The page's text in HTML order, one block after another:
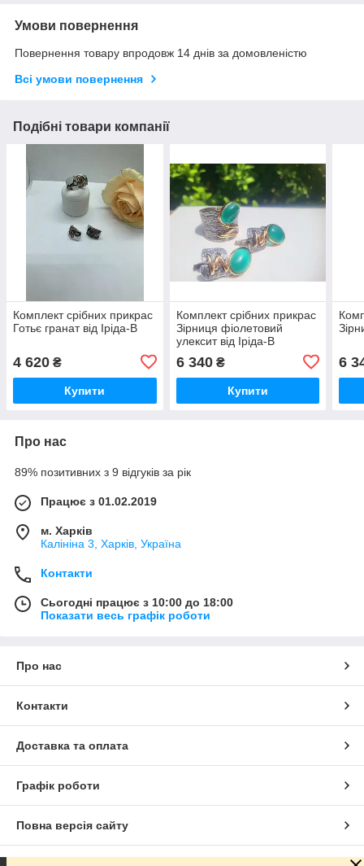
Умови повернення
Повернення товару впродовж 14 днів за домовленістю
Всі умови повернення
Подібні товари компанії
Комплект срібних прикрас
Готьє гранат від Іріда-В
4 620 ₴
Купити
Комплект срібних прикрас
Зірниця фіолетовий
улексит від Іріда-В
6 340₴
Купити
6
Про нас
89% позитивних з 9 відгуків за рік
Працює з 01.02.2019
м. Харків
Калініна 3, Харків, Україна
Контакти
Сьогодні працює з 10:00 до 18:00
Показати весь графік роботи
Про нас
Контакти
Доставка та оплата
Графік роботи
Повна версія сайту